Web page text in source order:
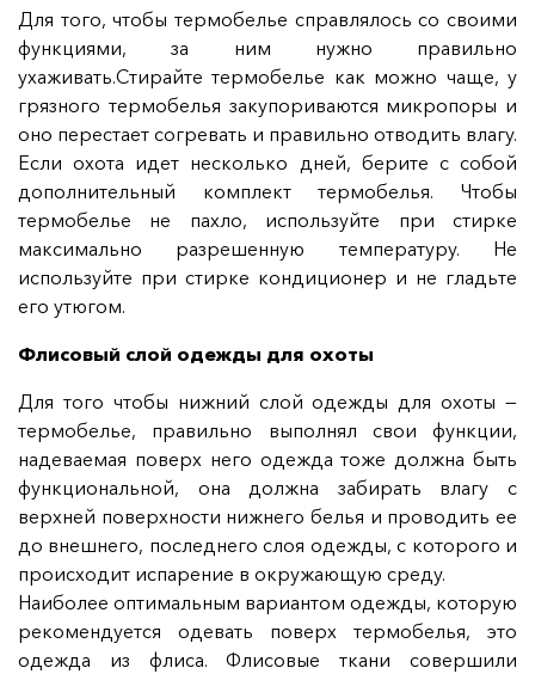
Для того, чтобы термобелье справлялось со своими
функциями, за ним нужно правильно
ухаживать.Стирайте термобелье как можно чаще, у
грязного термобелья закупориваются микропоры и
оно перестает согревать и правильно отводить влагу.
Если охота идет несколько дней, берите с собой
дополнительный комплект термобелья. Чтобы
термобелье не пахло, используйте при стирке
максимально разрешенную температуру. Не
используйте при стирке кондиционер и не гладьте
его утюгом.
Флисовый слой одежды для охоты
Для того чтобы нижний слой одежды для охоты —
термобелье, правильно выполнял свои функции,
надеваемая поверх него одежда тоже должна быть
функциональной, она должна забирать влагу с
верхней поверхности нижнего белья и проводить ее
до внешнего, последнего слоя одежды, с которого и
происходит испарение в окружающую среду.
Наиболее оптимальным вариантом одежды, которую
рекомендуется одевать поверх термобелья, это
одежда из флиса. Флисовые ткани совершили